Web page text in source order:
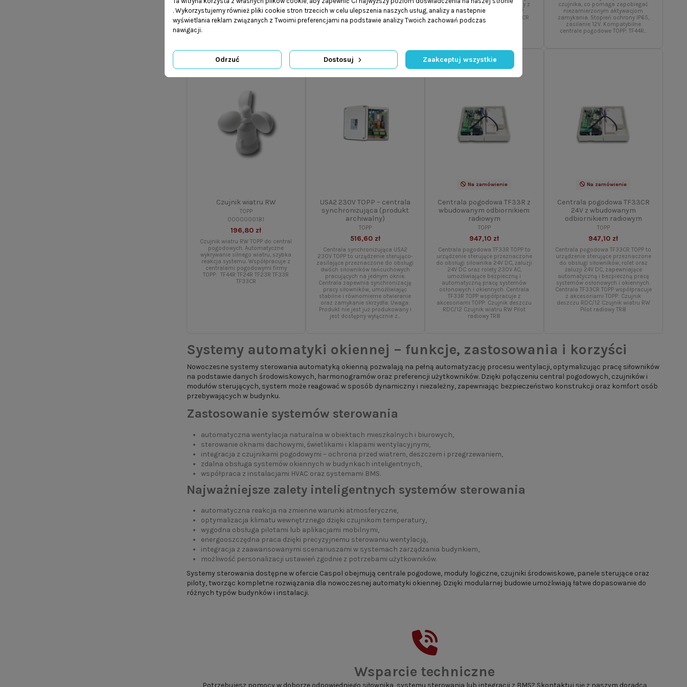
Pilot TR8 TOPP jest kompatybilny z
centralami pogodowymi TOPP:
TF44R TF24R TF23R TF33R TF33CR
RR
czujnika, co pomaga zapobiegać
niezamierzonym aktywacjom
zamykania. Stopień ochrony IP65,
zasilanie 12V. Kompatybilne
centrale pogodowe TOPP: TF44R...
Czujnik wiatru RW
TOPP
0000000181
196,80 zł
Czujnik wiatru RW TOPP do central
pogodowych. Automatyczne
wykrywanie silnego wiatru, szybka
reakcja systemu. Współpracuje z
centralami pogodowymi firmy
TOPP: TF44R TF24R TF23R TF33R
TF33CR
Wyprzedaż!
USA2 230V TOPP – centrala
synchronizująca (produkt
archiwalny)
TOPP
516,60 zł
Centrala synchronizująca USA2
230V TOPP to urządzenie sterująco-
zasilające przeznaczone do obsługi
dwóch siłowników łańcuchowych
pracujących na jednym oknie.
Centrala zapewnia synchronizację
pracy siłowników, umożliwiając
stabilne i równomierne otwieranie
oraz zamykanie skrzydła. Uwaga:
Produkt nie jest już produkowany i
jest dostępny wyłącznie z...
Na zamówienie
Centrala pogodowa TF33R z
wbudowanym odbiornikiem
radiowym
TOPP
947,10 zł
Centrala pogodowa TF33R TOPP to
urządzenie sterujące przeznaczone
do obsługi siłownika 24V DC, żaluzji
24V DC oraz rolety 230V AC,
umożliwiające bezpieczną i
automatyczną pracę systemów
osłonowych i okiennych. Centrala
TF33R TOPP współpracuje z
akcesoriami TOPP: Czujnik deszczu
RDC/12 Czujnik wiatru RW Pilot
radiowy TR8
Na zamówienie
Centrala pogodowa TF33CR
24V z wbudowanym
odbiornikiem radiowym
TOPP
947,10 zł
Centrala pogodowa TF33CR TOPP to
urządzenie sterujące przeznaczone
do obsługi siłowników, rolet oraz
żaluzji 24V DC, zapewniające
automatyczną i bezpieczną pracę
systemów osłonowych i okiennych.
Centrala TF33CR TOPP współpracuje
z akcesoriami TOPP: Czujnik
deszczu RDC/12 Czujnik wiatru RW
Pilot radiowy TR8
Systemy automatyki okiennej – funkcje, zastosowania i korzyści
Nowoczesne systemy sterowania automatyką okienną pozwalają na pełną automatyzację procesu wentylacji, optymalizując pracę siłowników
na podstawie danych środowiskowych, harmonogramów oraz preferencji użytkowników. Dzięki połączeniu central pogodowych, czujników i
modułów sterujących, system może reagować w sposób dynamiczny i niezależny, zapewniając bezpieczeństwo konstrukcji oraz komfort osób
przebywających w budynku.
Zastosowanie systemów sterowania
automatyczna wentylacja naturalna w obiektach mieszkalnych i biurowych,
sterowanie oknami dachowymi, świetlikami i klapami wentylacyjnymi,
integracja z czujnikami pogodowymi – ochrona przed wiatrem, deszczem i przegrzewaniem,
zdalna obsługa systemów okiennych w budynkach inteligentnych,
współpraca z instalacjami HVAC oraz systemami BMS.
Najważniejsze zalety inteligentnych systemów sterowania
automatyczna reakcja na zmienne warunki atmosferyczne,
optymalizacja klimatu wewnętrznego dzięki czujnikom temperatury,
wygodna obsługa pilotami lub aplikacjami mobilnymi,
energooszczędna praca dzięki precyzyjnemu sterowaniu wentylacją,
integracja z zaawansowanymi scenariuszami w systemach zarządzania budynkiem,
możliwość personalizacji ustawień zgodnie z potrzebami użytkowników.
Systemy sterowania dostępne w ofercie Caspol obejmują centrale pogodowe, moduły logiczne, czujniki środowiskowe, panele sterujące oraz
piloty, tworząc kompletne rozwiązania dla nowoczesnej automatyki okiennej. Dzięki modularnej budowie umożliwiają łatwe dopasowanie do
różnych typów budynków i instalacji.
Wsparcie techniczne
Potrzebujesz pomocy w doborze odpowiedniego siłownika, systemu sterowania lub integracji z BMS? Skontaktuj się z naszym doradcą
. Wykorzystujemy również pliki cookie stron trzecich w celu ulepszenia naszych usług, analizy a nastepnie
wyświetlania reklam związanych z Twoimi preferencjami na podstawie analizy Twoich zachowań podczas
nawigacji.
Odrzuć Dostosuj Zaakceptuj wszystkie